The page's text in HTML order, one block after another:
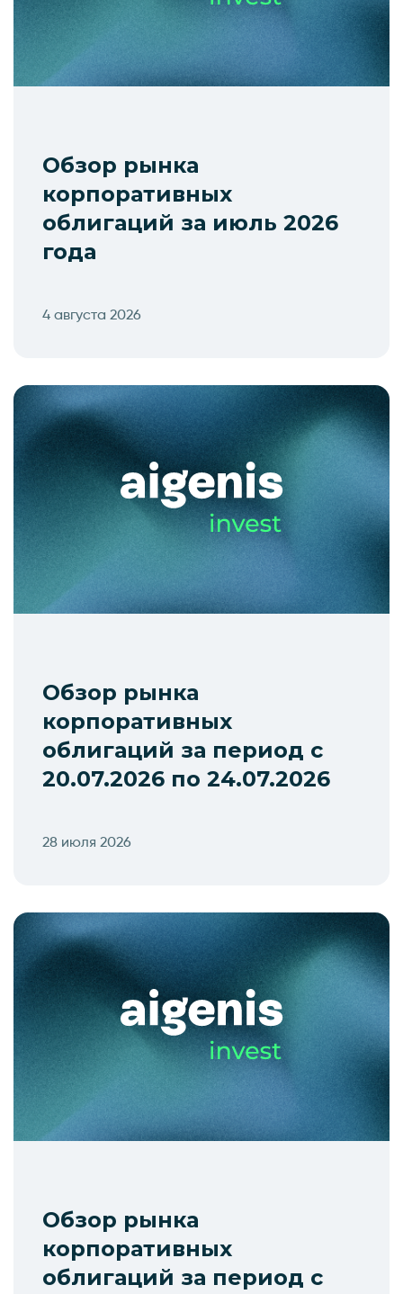
Обзор рынка
корпоративных
облигаций за июль 2026
года
4 августа 2026
Обзор рынка
корпоративных
облигаций за период с
20.07.2026 по 24.07.2026
28 июля 2026
Обзор рынка
корпоративных
облигаций за период с